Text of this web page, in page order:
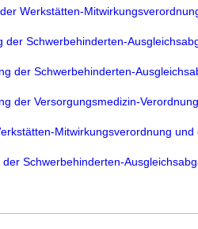
Werkstätten-
der Schwerbehinderten-
der Schwerbehinderten-
der Versorgungsmedizin-Verordnung
Mitwirkungsverordnung
Schwerbehinderten-